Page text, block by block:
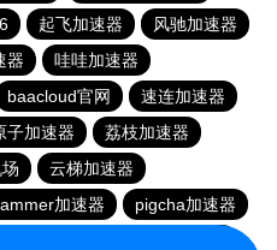
起飞加速器
风驰加速器
器
哇哇加速器
baacloud官网
速连加速器
子加速器
荔枝加速器
云梯加速器
加速器
pigcha加速器